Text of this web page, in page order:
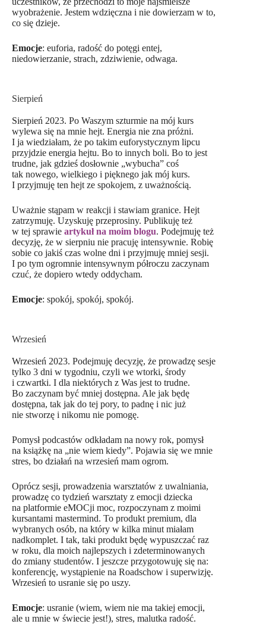
wyobrażenie. Jestem wdzięczna i nie dowierzam w to,
co się dzieje.
Emocje: euforia, radość do potęgi entej,
niedowierzanie, strach, zdziwienie, odwaga.
Sierpień
Sierpień 2023. Po Waszym szturmie na mój kurs
wylewa się na mnie hejt. Energia nie zna próżni.
I ja wiedziałam, że po takim euforystycznym lipcu
przyjdzie energia hejtu. Bo to innych boli. Bo to jest
trudne, jak gdzieś dosłownie „wybucha” coś
tak nowego, wielkiego i pięknego jak mój kurs.
I przyjmuję ten hejt ze spokojem, z uważnością.
Uważnie stąpam w reakcji i stawiam granice. Hejt
zatrzymuję. Uzyskuję przeprosiny. Publikuję też
w tej sprawie artykuł na moim blogu. Podejmuję też
decyzję, że w sierpniu nie pracuję intensywnie. Robię
sobie co jakiś czas wolne dni i przyjmuję mniej sesji.
I po tym ogromnie intensywnym półroczu zaczynam
czuć, że dopiero wtedy oddycham.
Emocje: spokój, spokój, spokój.
Wrzesień
Wrzesień 2023. Podejmuję decyzję, że prowadzę sesje
tylko 3 dni w tygodniu, czyli we wtorki, środy
i czwartki. I dla niektórych z Was jest to trudne.
Bo zaczynam być mniej dostępna. Ale jak będę
dostępna, tak jak do tej pory, to padnę i nic już
nie stworzę i nikomu nie pomogę.
Pomysł podcastów odkładam na nowy rok, pomysł
na książkę na „nie wiem kiedy”. Pojawia się we mnie
stres, bo działań na wrzesień mam ogrom.
Oprócz sesji, prowadzenia warsztatów z uwalniania,
prowadzę co tydzień warsztaty z emocji dziecka
na platformie eMOCji moc, rozpoczynam z moimi
kursantami mastermind. To produkt premium, dla
wybranych osób, na który w kilka minut miałam
nadkomplet. I tak, taki produkt będę wypuszczać raz
w roku, dla moich najlepszych i zdeterminowanych
do zmiany studentów. I jeszcze przygotowuję się na:
konferencję, wystąpienie na Roadschow i superwizję.
Wrzesień to usranie się po uszy.
Emocje: usranie (wiem, wiem nie ma takiej emocji,
ale u mnie w świecie jest!), stres, malutka radość.